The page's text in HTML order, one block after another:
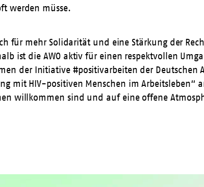
werden müsse.
für mehr Solidarität und eine Stärkung der
ist die AWO aktiv für einen respektvollen
der Initiative #positivarbeiten der
mit HIV-positiven Menschen im Arbeitsleben“
willkommen sind und auf eine offene